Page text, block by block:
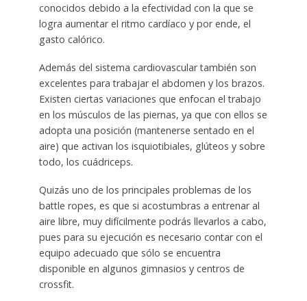
conocidos debido a la efectividad con la que se
logra aumentar el ritmo cardíaco y por ende, el
gasto calórico.
Además del sistema cardiovascular también son
excelentes para trabajar el abdomen y los brazos.
Existen ciertas variaciones que enfocan el trabajo
en los músculos de las piernas, ya que con ellos se
adopta una posición (mantenerse sentado en el
aire) que activan los isquiotibiales, glúteos y sobre
todo, los cuádriceps.
Quizás uno de los principales problemas de los
battle ropes, es que si acostumbras a entrenar al
aire libre, muy difícilmente podrás llevarlos a cabo,
pues para su ejecución es necesario contar con el
equipo adecuado que sólo se encuentra
disponible en algunos gimnasios y centros de
crossfit.